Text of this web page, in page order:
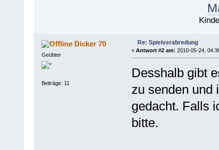
Dicker 70
Geübter
Beiträge: 11
Re: Spielverabredung
« Antwort #2 am: 2010-05-24,
Desshalb gibt
zu senden und
gedacht. Falls
bitte.